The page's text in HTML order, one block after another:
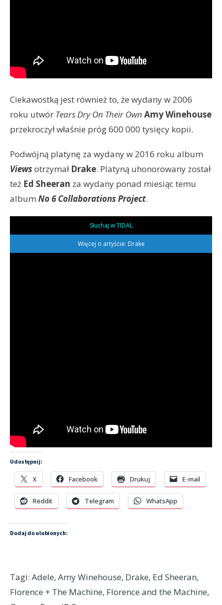
Ciekawostką jest również to, że wydany w 2006
roku utwór Tears Dry On Their Own Amy Winehouse
przekroczył właśnie próg 600 000 tysięcy kopii.
Podwójną platynę za wydany w 2016 roku album
Viewsotrzymał Drake. Platyną uhonorowany został
też Ed Sheeran za wydany ponad miesiąc temu
album No 6 Collaborations Project.
Słuchaj w TIDAL
Więcej o artyście: Drake
Udostępnij:
X Facebook Drukuj E-mail
Reddit Telegram WhatsApp
Dodaj do ulubionych:
Tagi: Adele, Amy Winehouse, Drake, Ed Sheeran,
Florence + The Machine, Florence and the Machine,